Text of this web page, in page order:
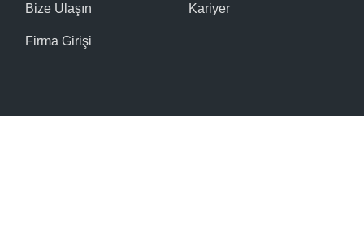
Bize Ulaşın
Firma Girişi
Kariyer